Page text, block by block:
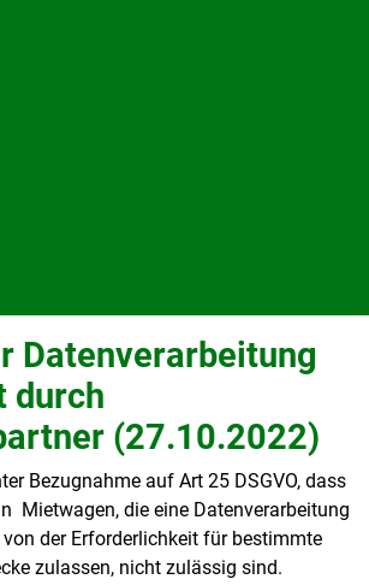
Datenverarbeitung
durch
(27.10.2022)
Bezugnahme auf Art 25 DSGVO, dass
Mietwagen, die eine Datenverarbeitung
der Erforderlichkeit für bestimmte
zulassen, nicht zulässig sind.